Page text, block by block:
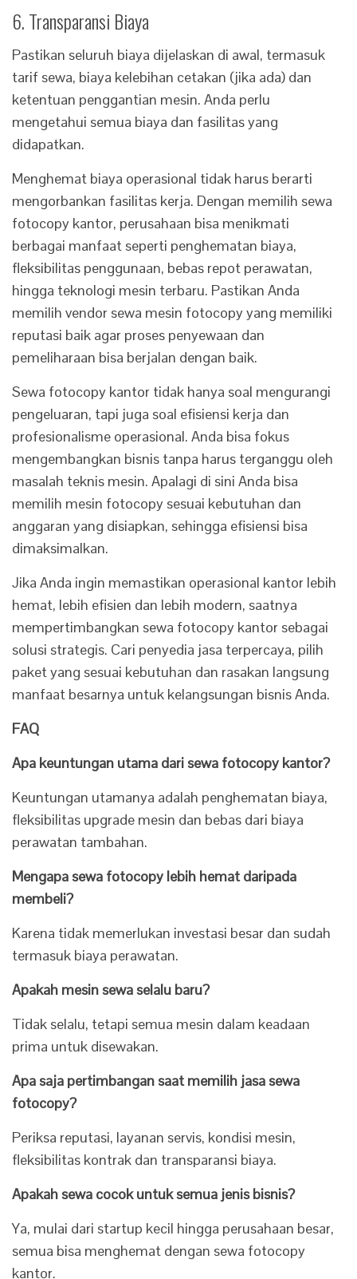
6. Transparansi Biaya
Pastikan seluruh biaya dijelaskan di awal, termasuk
tarif sewa, biaya kelebihan cetakan (jika ada) dan
ketentuan penggantian mesin. Anda perlu
mengetahui semua biaya dan fasilitas yang
didapatkan.
Menghemat biaya operasional tidak harus berarti
mengorbankan fasilitas kerja. Dengan memilih sewa
fotocopy kantor, perusahaan bisa menikmati
berbagai manfaat seperti penghematan biaya,
fleksibilitas penggunaan, bebas repot perawatan,
hingga teknologi mesin terbaru. Pastikan Anda
memilih vendor sewa mesin fotocopy yang memiliki
reputasi baik agar proses penyewaan dan
pemeliharaan bisa berjalan dengan baik.
Sewa fotocopy kantor tidak hanya soal mengurangi
pengeluaran, tapi juga soal efisiensi kerja dan
profesionalisme operasional. Anda bisa fokus
mengembangkan bisnis tanpa harus terganggu oleh
masalah teknis mesin. Apalagi di sini Anda bisa
memilih mesin fotocopy sesuai kebutuhan dan
anggaran yang disiapkan, sehingga efisiensi bisa
dimaksimalkan.
Jika Anda ingin memastikan operasional kantor lebih
hemat, lebih efisien dan lebih modern, saatnya
mempertimbangkan sewa fotocopy kantor sebagai
solusi strategis. Cari penyedia jasa terpercaya, pilih
paket yang sesuai kebutuhan dan rasakan langsung
manfaat besarnya untuk kelangsungan bisnis Anda.
FAQ
Apa keuntungan utama dari sewa fotocopy kantor?
Keuntungan utamanya adalah penghematan biaya,
fleksibilitas upgrade mesin dan bebas dari biaya
perawatan tambahan.
Mengapa sewa fotocopy lebih hemat daripada
membeli?
Karena tidak memerlukan investasi besar dan sudah
termasuk biaya perawatan.
Apakah mesin sewa selalu baru?
Tidak selalu, tetapi semua mesin dalam keadaan
prima untuk disewakan.
Apa saja pertimbangan saat memilih jasa sewa
fotocopy?
Periksa reputasi, layanan servis, kondisi mesin,
fleksibilitas kontrak dan transparansi biaya.
Apakah sewa cocok untuk semua jenis bisnis?
Ya, mulai dari startup kecil hingga perusahaan besar,
semua bisa menghemat dengan sewa fotocopy
kantor.